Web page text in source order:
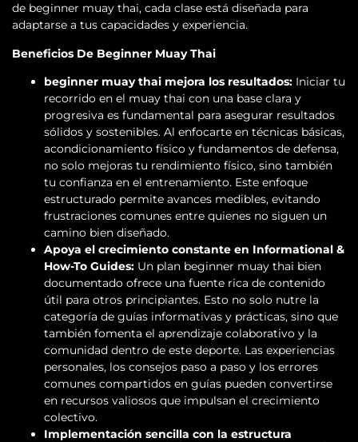
de beginner muay thai, cada clase está diseñada para
adaptarse a tus capacidades y experiencia.
Beneficios De Beginner Muay Thai
beginner muay thai mejora los resultados: Iniciar tu
recorrido en el muay thai con una base clara y
progresiva es fundamental para asegurar resultados
sólidos y sostenibles. Al enfocarte en técnicas básicas,
acondicionamiento físico y fundamentos de defensa,
no solo mejoras tu rendimiento físico, sino también
tu confianza en el entrenamiento. Este enfoque
estructurado permite avances medibles, evitando
frustraciones comunes entre quienes no siguen un
camino bien diseñado.
Apoya el crecimiento constante en Informational &
How-To Guides: Un plan beginner muay thai bien
documentado ofrece una fuente rica de contenido
útil para otros principiantes. Esto no solo nutre la
categoría de guías informativas y prácticas, sino que
también fomenta el aprendizaje colaborativo y la
comunidad dentro de este deporte. Las experiencias
personales, los consejos paso a paso y los errores
comunes compartidos en guías pueden convertirse
en recursos valiosos que impulsan el crecimiento
colectivo.
Implementación sencilla con la estructura